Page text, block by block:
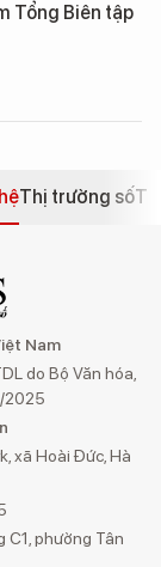
Tổng Biên tập
Thị trường số
Nam
do Bộ Văn hóa,
2025
xã Hoài Đức, Hà
C1, phường Tân